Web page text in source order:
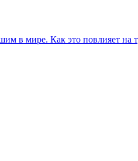
в мире. Как это повлияет на